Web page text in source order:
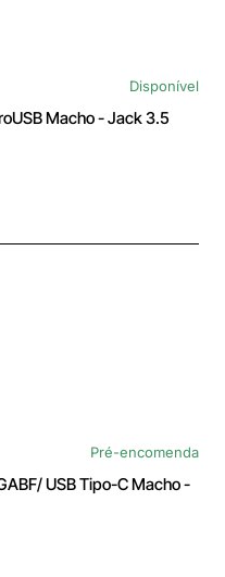
Disponível
Macho - Jack 3.5
Pré-encomenda
USB Tipo-C Macho -